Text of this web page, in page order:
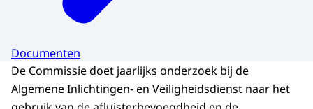
Documenten
De Commissie doet jaarlijks onderzoek bij de
Algemene Inlichtingen- en Veiligheidsdienst naar het